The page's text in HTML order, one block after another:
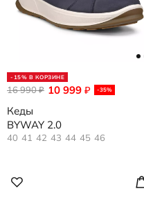
-15% В КОРЗИНЕ
10 999 ₽ -35%
16 990₽
Кеды
BYWAY 2.0
40 41 42 43 44 45 46